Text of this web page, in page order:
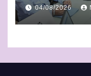
पर कुमाऊं
04/08/2026